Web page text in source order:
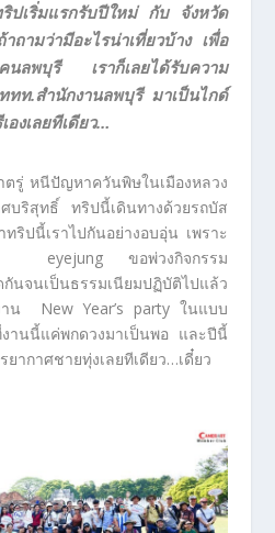
ปเริ่มแรกรับปีใหม่ กับ จังหวัด
ถามว่ามีอะไรน่าเที่ยวบ้าง เพื่อ
คนลพบุรี เราก็เลยได้รับความ
ทท.สำนักงานลพบุรี มาเป็นไกด์
องเลยทีเดียว…
ตรู่ หนีปัญหาควันพิษในเมืองหลวง
ศบริสุทธิ์ ทริปนี้เดินทางด้วยรถบัส
ริปนี้เราไปกันอย่างอบอุ่น เพราะ
ว eyejung ขอพ่วงกิจกรรม
นจนเป็นธรรมเนียมปฏิบัติไปแล้ว
าน New Year’s party ในแบบ
านนี้แค่พกดวงมาเป็นพอ และปีนี้
ยากาศชายทุ่งเลยทีเดียว…เดี๋ยว